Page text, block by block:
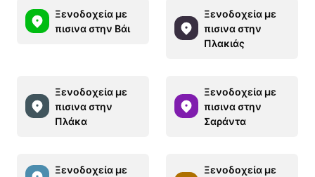
Ξενοδοχεία με
πισινα στην Βάι
Ξενοδοχεία με
πισινα στην
Πλακιάς
Ξενοδοχεία με
πισινα στην
Πλάκα
Ξενοδοχεία με
πισινα στην
Σαράντα
Ξενοδοχεία με
Ξενοδοχεία με